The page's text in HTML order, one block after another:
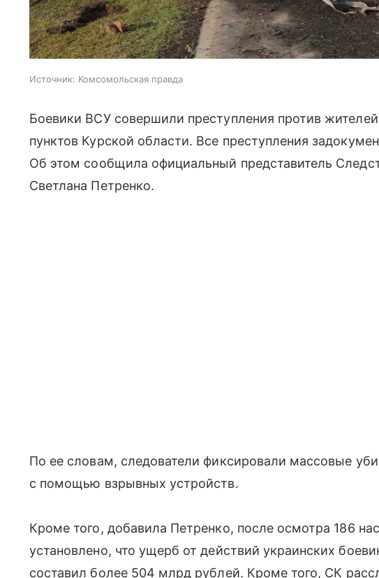
Источник: Комсомольская правда
Боевики ВСУ совершили преступления против
пунктов Курской области. Все преступления
Об этом сообщила официальный представитель
Светлана Петренко.
По ее словам, следователи фиксировали массовые
с помощью взрывных устройств.
Кроме того, добавила Петренко, после осмотра 186
установлено, что ущерб от действий украинских
составил более 504 млрд рублей. Кроме того, СК